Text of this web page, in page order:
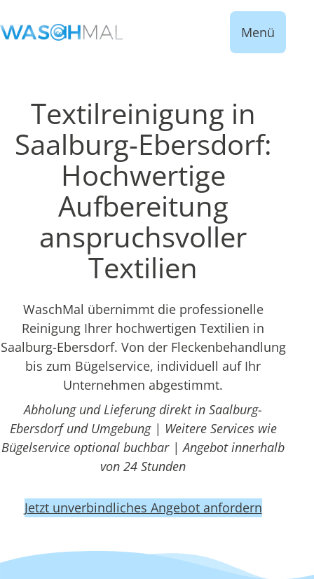
Menü
Textilreinigung in
Saalburg-Ebersdorf:
Hochwertige
Aufbereitung
anspruchsvoller
Textilien
WaschMal übernimmt die professionelle
Reinigung Ihrer hochwertigen Textilien in
Saalburg-Ebersdorf. Von der Fleckenbehandlung
bis zum Bügelservice, individuell auf Ihr
Unternehmen abgestimmt.
Abholung und Lieferung direkt in Saalburg-
Ebersdorf und Umgebung | Weitere Services wie
Bügelservice optional buchbar | Angebot innerhalb
von 24 Stunden
Jetzt unverbindliches Angebot anfordern